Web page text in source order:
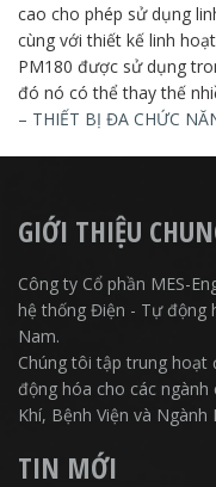
cao cho phép sử dụng
cùng với thiết kế linh
PM180 được sử dụng
đó nó có thể thay thế
– THIẾT BỊ ĐA CHỨC
GIỚI THIỆU
Công ty Cổ phần MES-
hệ thống Điện - Tự động
Nam.
Chúng tôi tập trung hoạt
động hóa cho các ngành
Khí, Bệnh Viện và Ngành
TIN MỚI